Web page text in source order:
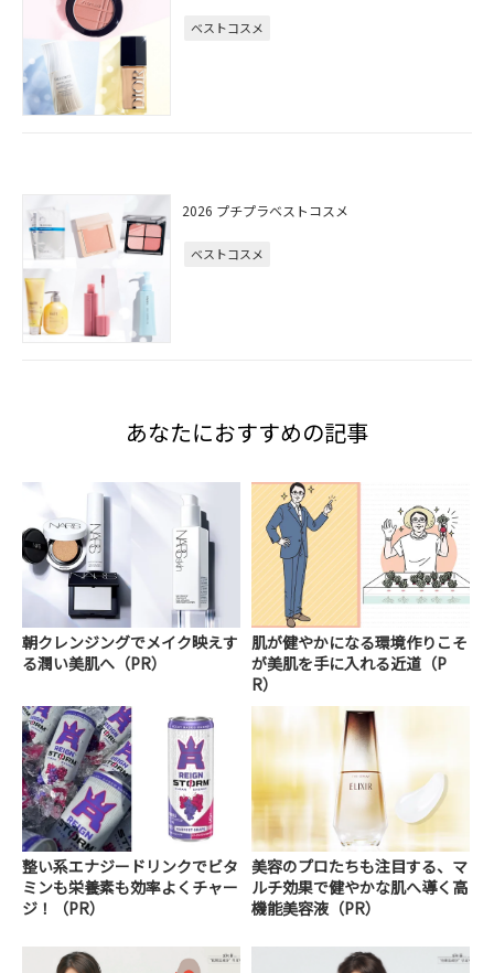
ベストコスメ
2026 プチプラベストコスメ
ベストコスメ
あなたにおすすめの記事
朝クレンジングでメイク映えす
る潤い美肌へ（PR）
肌が健やかになる環境作りこそ
が美肌を手に入れる近道（P
R）
整い系エナジードリンクでビタ
ミンも栄養素も効率よくチャー
ジ！（PR）
美容のプロたちも注目する、マ
ルチ効果で健やかな肌へ導く高
機能美容液（PR）